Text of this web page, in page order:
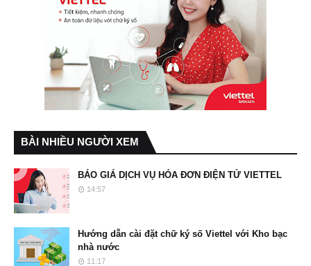
BÀI NHIỀU NGƯỜI XEM
BÁO GIÁ DỊCH VỤ HÓA ĐƠN ĐIỆN TỬ VIETTEL
14:57
Hướng dẫn cài đặt chữ ký số Viettel với Kho bạc
nhà nước
11:17